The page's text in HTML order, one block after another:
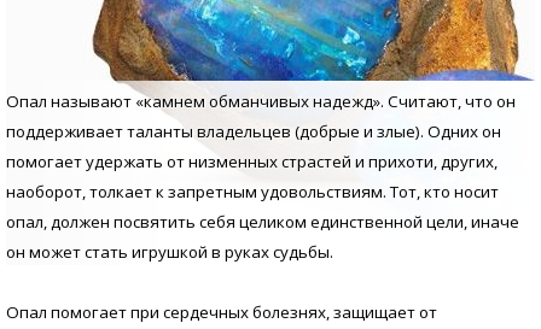
Опал называют «камнем обманчивых надежд». Считают, что он
поддерживает таланты владельцев (добрые и злые). Одних он
помогает удержать от низменных страстей и прихоти, других,
наоборот, толкает к запретным удовольствиям. Тот, кто носит
опал, должен посвятить себя целиком единственной цели, иначе
он может стать игрушкой в руках судьбы.
Опал помогает при сердечных болезнях, защищает от